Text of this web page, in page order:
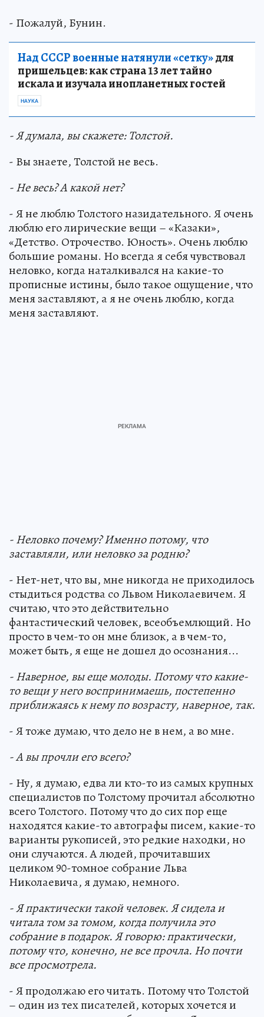
- Пожалуй, Бунин.
Над СССР военные натянули «сетку»для
пришельцев: как страна 13 лет тайно
искала и изучала инопланетных гостей
НАУКА
- Я думала, вы скажете: Толстой.
- Вы знаете, Толстой не весь.
- Не весь? А какой нет?
- Я не люблю Толстого назидательного. Я очень
люблю его лирические вещи – «Казаки»,
«Детство. Отрочество. Юность». Очень люблю
большие романы. Но всегда я себя чувствовал
неловко, когда наталкивался на какие-то
прописные истины, было такое ощущение, что
меня заставляют, а я не очень люблю, когда
меня заставляют.
- Неловко почему? Именно потому, что
заставляли, или неловко за родню?
- Нет-нет, что вы, мне никогда не приходилось
стыдиться родства со Львом Николаевичем. Я
считаю, что это действительно
фантастический человек, всеобъемлющий. Но
просто в чем-то он мне близок, а в чем-то,
может быть, я еще не дошел до осознания...
- Наверное, вы еще молоды. Потому что какие-
то вещи у него воспринимаешь, постепенно
приближаясь к нему по возрасту, наверное, так.
- Я тоже думаю, что дело не в нем, а во мне.
- А вы прочли его всего?
- Ну, я думаю, едва ли кто-то из самых крупных
специалистов по Толстому прочитал абсолютно
всего Толстого. Потому что до сих пор еще
находятся какие-то автографы писем, какие-то
варианты рукописей, это редкие находки, но
они случаются. А людей, прочитавших
целиком 90-томное собрание Льва
Николаевича, я думаю, немного.
- Я практически такой человек. Я сидела и
читала том за томом, когда получила это
собрание в подарок. Я говорю: практически,
потому что, конечно, не все прочла. Но почти
все просмотрела.
- Я продолжаю его читать. Потому что Толстой
– один из тех писателей, которых хочется и